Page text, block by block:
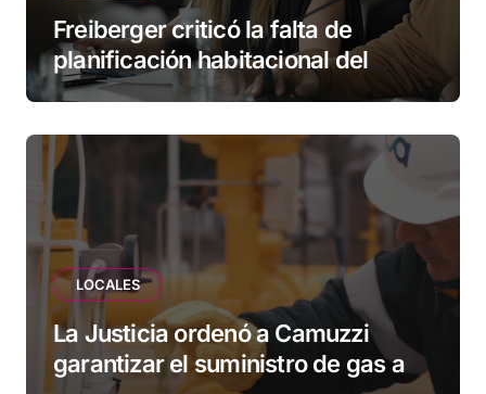
Freiberger criticó la falta de
planificación habitacional del
Municipio: “Vuoto deja afuera a
esperando”
LOCALES
La Justicia ordenó a Camuzzi
garantizar el suministro de gas a